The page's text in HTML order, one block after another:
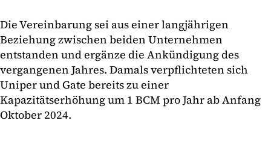
Die Vereinbarung sei aus einer langjährigen
Beziehung zwischen beiden Unternehmen
entstanden und ergänze die Ankündigung des
vergangenen Jahres. Damals verpflichteten sich
Uniper und Gate bereits zu einer
Kapazitätserhöhung um 1 BCM pro Jahr ab Anfang
Oktober 2024.